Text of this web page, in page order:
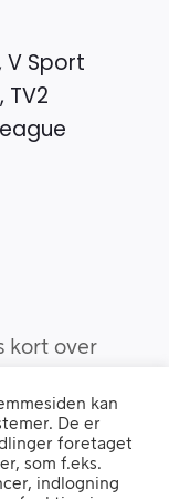
V Sport
TV2
kort over
som kan
i Danmark.
kan
De er
foretaget
som f.eks.
indlogning